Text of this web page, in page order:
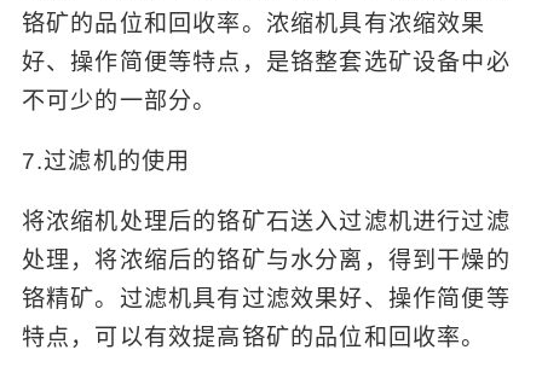
铬矿的品位和回收率。浓缩机具有浓缩效果
好、操作简便等特点，是铬整套选矿设备中必
不可少的一部分。
7.过滤机的使用
将浓缩机处理后的铬矿石送入过滤机进行过滤
处理，将浓缩后的铬矿与水分离，得到干燥的
铬精矿。过滤机具有过滤效果好、操作简便等
特点，可以有效提高铬矿的品位和回收率。